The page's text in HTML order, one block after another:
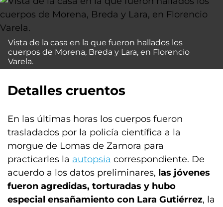
Vista de la casa en la que fueron hallados los
cuerpos de Morena, Breda y Lara, en Florencio
Varela.
Detalles cruentos
En las últimas horas los cuerpos fueron
trasladados por la policía científica a la
morgue de Lomas de Zamora para
practicarles la autopsia correspondiente. De
acuerdo a los datos preliminares, las jóvenes
fueron agredidas, torturadas y hubo
especial ensañamiento con Lara Gutiérrez, la